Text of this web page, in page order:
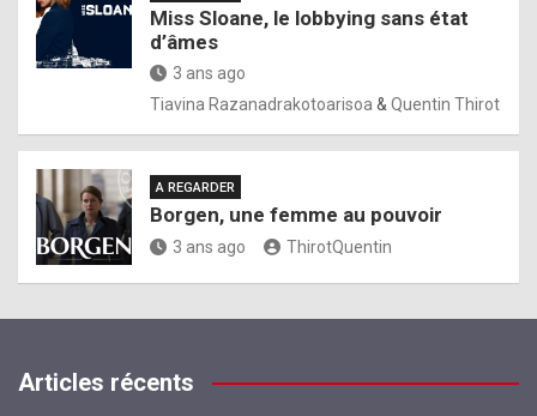
Miss Sloane, le lobbying sans état
d’âmes
3 ans ago
Tiavina Razanadrakotoarisoa & Quentin Thirot
A REGARDER
Borgen, une femme au pouvoir
3 ans ago ThirotQuentin
Articles récents